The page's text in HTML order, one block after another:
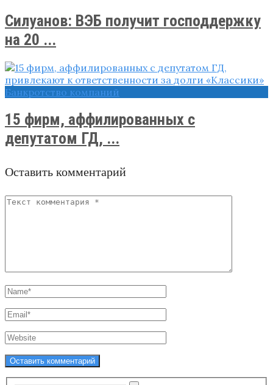
Силуанов: ВЭБ получит господдержку
на 20 ...
Банкротство компаний
15 фирм, аффилированных с
депутатом ГД, ...
Оставить комментарий